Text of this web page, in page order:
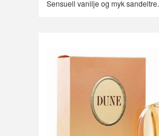
Sensuell vanilje og myk sandeltre.